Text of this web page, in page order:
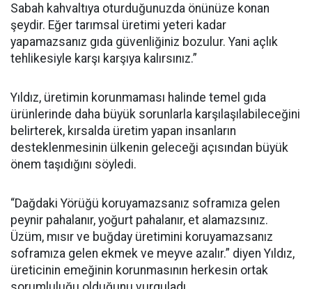
Sabah kahvaltıya oturduğunuzda önünüze konan
şeydir. Eğer tarımsal üretimi yeteri kadar
yapamazsanız gıda güvenliğiniz bozulur. Yani açlık
tehlikesiyle karşı karşıya kalırsınız.”
Yıldız, üretimin korunmaması halinde temel gıda
ürünlerinde daha büyük sorunlarla karşılaşılabileceğini
belirterek, kırsalda üretim yapan insanların
desteklenmesinin ülkenin geleceği açısından büyük
önem taşıdığını söyledi.
“Dağdaki Yörüğü koruyamazsanız soframıza gelen
peynir pahalanır, yoğurt pahalanır, et alamazsınız.
Üzüm, mısır ve buğday üretimini koruyamazsanız
soframıza gelen ekmek ve meyve azalır.” diyen Yıldız,
üreticinin emeğinin korunmasının herkesin ortak